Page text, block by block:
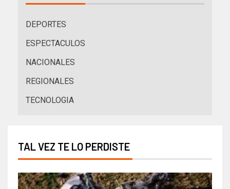
DEPORTES
ESPECTACULOS
NACIONALES
REGIONALES
TECNOLOGIA
TAL VEZ TE LO PERDISTE